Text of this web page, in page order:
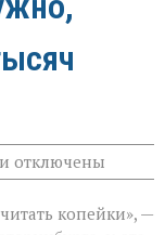
к
записи
мечты:
отключены
копейки», —